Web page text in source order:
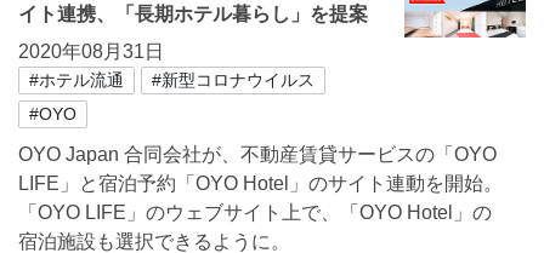
イト連携、「長期ホテル暮らし」を提案
2020年08月31日
#ホテル流通
#新型コロナウイルス
#OYO
OYO Japan 合同会社が、不動産賃貸サービスの「OYO
LIFE」と宿泊予約「OYO Hotel」のサイト連動を開始。
「OYO LIFE」のウェブサイト上で、「OYO Hotel」の
宿泊施設も選択できるように。